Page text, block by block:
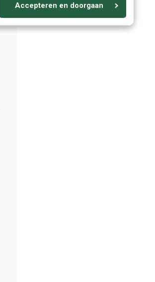
Accepteren en doorgaan